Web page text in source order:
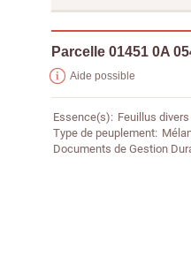
Parcelle 01451 0A
Aide possible
Essence(s) Feuillus divers
Type de peuplement
Documents de Gestion